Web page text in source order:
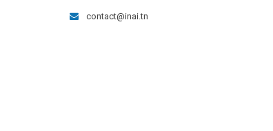
contact@inai.tn